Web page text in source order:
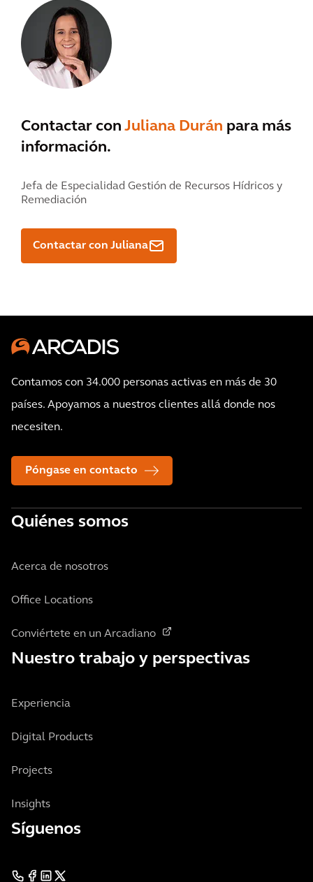
Contactar con Juliana Durán para más
información.
Jefa de Especialidad Gestión de Recursos Hídricos y
Remediación
Contactar con Juliana
Contamos con 34.000 personas activas en más de 30
países. Apoyamos a nuestros clientes allá donde nos
necesiten.
Póngase en contacto
Quiénes somos
Acerca de nosotros
Office Locations
Conviértete en un Arcadiano
Nuestro trabajo y perspectivas
Experiencia
Digital Products
Projects
Insights
Síguenos